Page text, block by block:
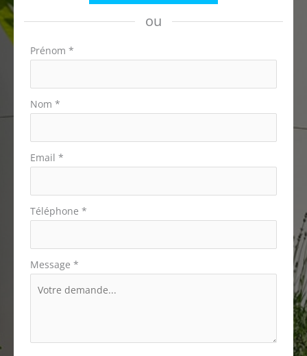
ou
Formulaire
avec
téléphone
Prénom *
Nom *
Email *
Téléphone *
Message *